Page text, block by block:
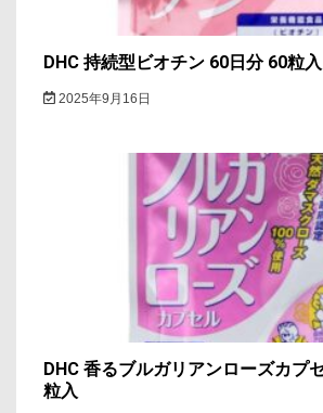
DHC 持続型ビオチン 60日分 60粒入
2025年9月16日
DHC 香るブルガリアンローズカプ
粒入